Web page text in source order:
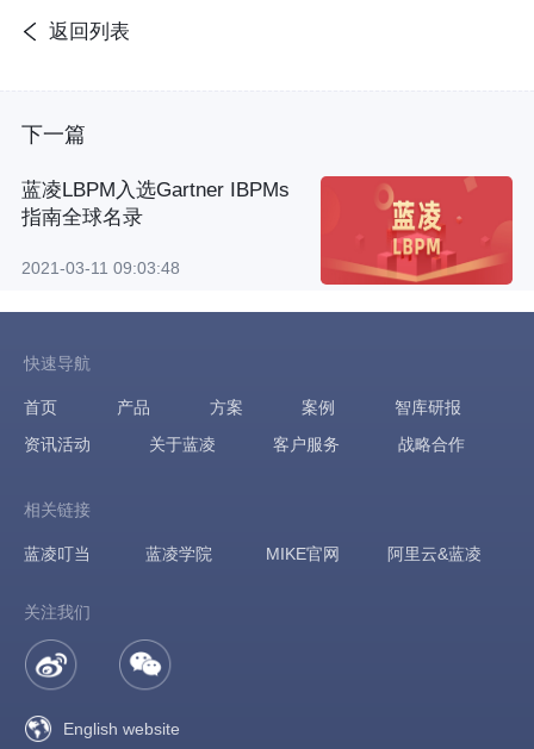
返回列表
下一篇
蓝凌LBPM入选Gartner IBPMs
指南全球名录
2021-03-11 09:03:48
快速导航
首页 产品 方案 案例
智库研报
资讯活动
关于蓝凌 客户服务 战略合作
相关链接
蓝凌叮当 蓝凌学院 MIKE官网 阿里云&蓝凌
关注我们
English website